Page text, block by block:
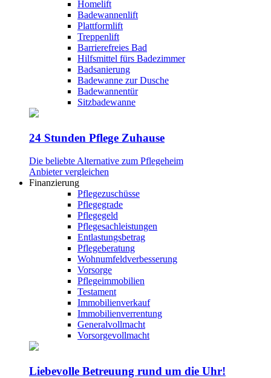
Homelift
Badewannenlift
Plattformlift
Treppenlift
Barrierefreies Bad
Hilfsmittel fürs Badezimmer
Badsanierung
Badewanne zur Dusche
Badewannentür
Sitzbadewanne
24 Stunden Pflege Zuhause
Die beliebte Alternative zum Pflegeheim
Anbieter vergleichen
Finanzierung
Pflegezuschüsse
Pflegegrade
Pflegegeld
Pflegesachleistungen
Entlastungsbetrag
Pflegeberatung
Wohnumfeldverbesserung
Vorsorge
Pflegeimmobilien
Testament
Immobilienverkauf
Immobilienverrentung
Generalvollmacht
Vorsorgevollmacht
Liebevolle Betreuung rund um die Uhr!